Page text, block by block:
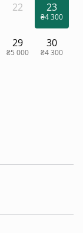
22 23
₴4 300
29
₴5 000
30
₴4 300